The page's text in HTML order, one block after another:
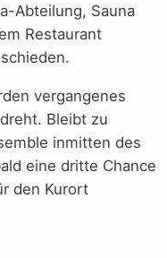
Abteilung, Sauna
Restaurant
vergangenes
Bleibt zu
inmitten des
eine dritte Chance
den Kurort